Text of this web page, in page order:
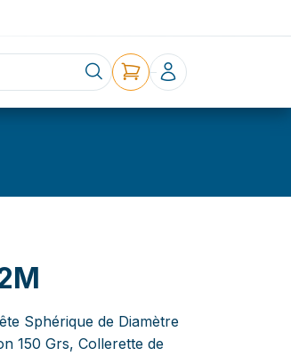
Sphérique de Diamètre
150 Grs, Collerette de